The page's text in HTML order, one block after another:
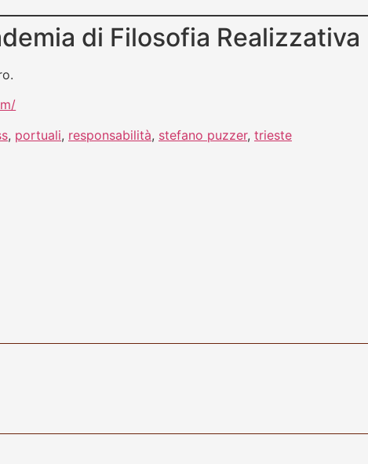
di Filosofia Realizzativa
, portuali, responsabilità, stefano puzzer, trieste